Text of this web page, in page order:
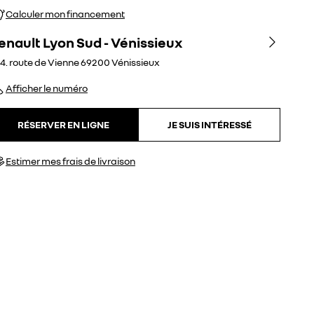
Calculer mon financement
Lyon Sud - Vénissieux
route de Vienne69200Vénissieux
Afficher le numéro
RÉSERVER EN LIGNE JE SUIS INTÉRESSÉ
Estimer mes frais de livraison